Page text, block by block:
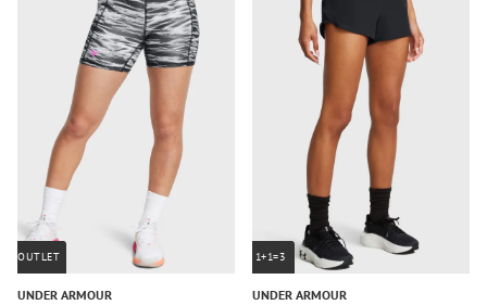
OUTLET
UNDER ARMOUR
1+1=3
UNDER ARMOUR